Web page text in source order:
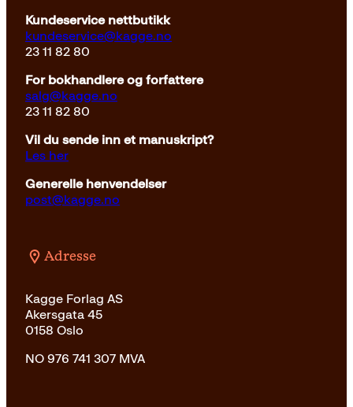
Kundeservice nettbutikk
kundeservice@kagge.no
23 11 82 80
For bokhandlere og forfattere
salg@kagge.no
23 11 82 80
Vil du sende inn et manuskript?
Les her
Generelle henvendelser
post@kagge.no
Adresse
Kagge Forlag AS
Akersgata 45
0158 Oslo
NO 976 741 307 MVA